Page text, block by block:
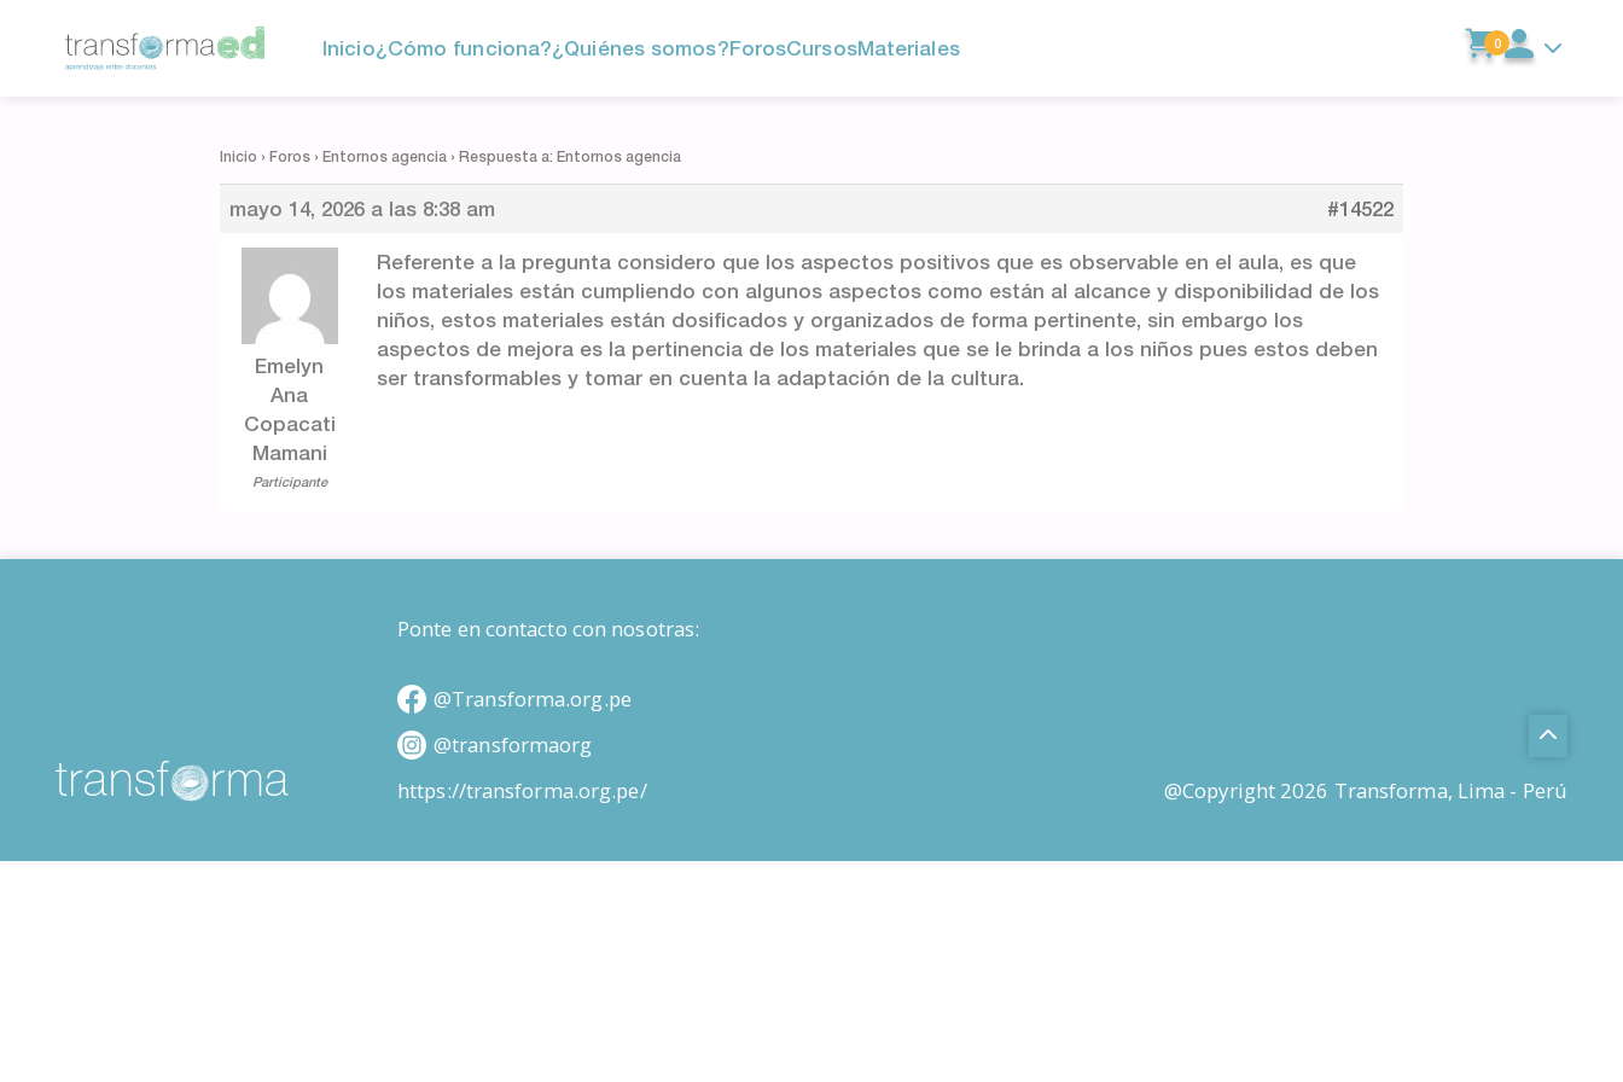
Inicio¿Cómo funciona?¿Quiénes somos?ForosCursosMateriales 0
Inicio › Foros › Entornos agencia › Respuesta a: Entornos agencia
mayo 14, 2026 a las 8:38 am #14522
Emelyn
Ana
Copacati
Mamani
Participante
Referente a la pregunta considero que los aspectos positivos que es observable en el aula, es que
los materiales están cumpliendo con algunos aspectos como están al alcance y disponibilidad de los
niños, estos materiales están dosificados y organizados de forma pertinente, sin embargo los
aspectos de mejora es la pertinencia de los materiales que se le brinda a los niños pues estos deben
ser transformables y tomar en cuenta la adaptación de la cultura.
Ponte en contacto con nosotras:
@Transforma.org.pe
@transformaorg
https://transforma.org.pe/
@Copyright 2026 Transforma, Lima - Perú